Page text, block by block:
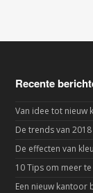
Recente
Van idee tot nieuw
De trends van
De effecten van
10 Tips om meer
Een nieuw kantoor